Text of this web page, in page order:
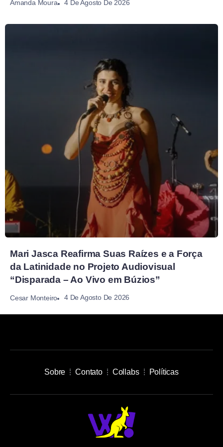
Amanda Moura 4 De Agosto De 2026
Mari Jasca Reafirma Suas Raízes e a Força
da Latinidade no Projeto Audiovisual
“Disparada – Ao Vivo em Búzios”
Cesar Monteiro 4 De Agosto De 2026
Sobre Contato Collabs Políticas